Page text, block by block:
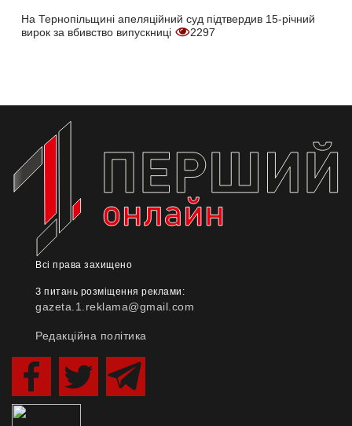
На Тернопільщині апеляційний суд підтвердив 15-річний
вирок за вбивство випускниці
2297
Всі права захищено
З питань розміщення реклами:
gazeta.1.reklama@gmail.com
Редакційна політика